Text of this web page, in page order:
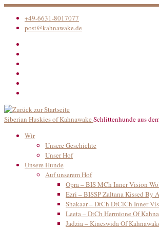
Zum
Inhalt
springen
+49-6631-8017077
post@kahnawake.de
Siberian Huskies of Kahnawake Schlittenhunde aus
Wir
Unsere Geschichte
Unser Hof
Unsere Hunde
Auf unserem Hof
Opra – BIS MCh Inner Vision
Ezri – BISSP Zaltana Kissed By
Shakaar – DtCh DtClCh Inner
Leeta – DtCh Hermione Of
Jadzia – Kineswida Of